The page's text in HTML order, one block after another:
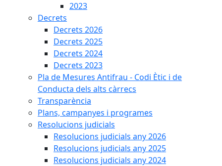
2023
Decrets
Decrets 2026
Decrets 2025
Decrets 2024
Decrets 2023
Pla de Mesures Antifrau - Codi Ètic i de
Conducta dels alts càrrecs
Transparència
Plans, campanyes i programes
Resolucions judicials
Resolucions judicials any 2026
Resolucions judicials any 2025
Resolucions judicials any 2024